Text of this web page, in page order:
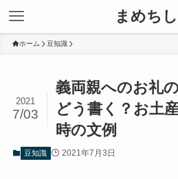
まめち
ホーム 豆知識
義両親へのお礼
どう書く？お土
時の文例
2021
7/03
豆知識 2021年7月3日